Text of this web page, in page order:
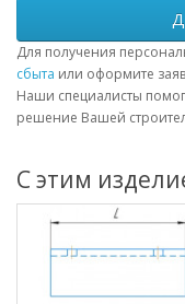
Для получения
сбыта или оформите
Наши специалисты
решение Вашей
С этим